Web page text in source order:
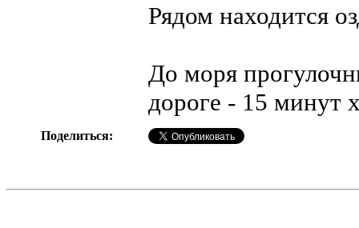
Рядом находится
До моря
дороге - 15 минут
Поделиться: